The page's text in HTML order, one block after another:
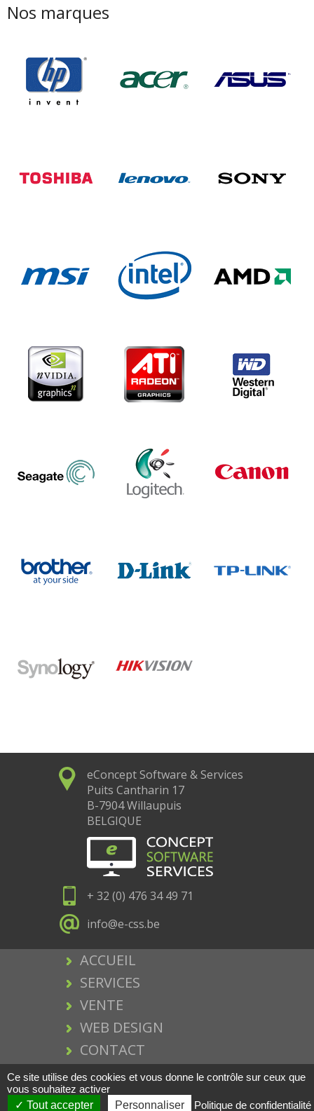
Nos marques
eConcept Software & Services
Puits Cantharin 17
B-7904 Willaupuis
BELGIQUE
+ 32 (0) 476 34 49 71
info@e-css.be
ACCUEIL
SERVICES
VENTE
WEB DESIGN
CONTACT
MENTIONS LEGALES
Ce site utilise des cookies et vous donne le contrôle sur ceux que
vous souhaitez activer
Tout accepter
Personnaliser Politique de confidentialité